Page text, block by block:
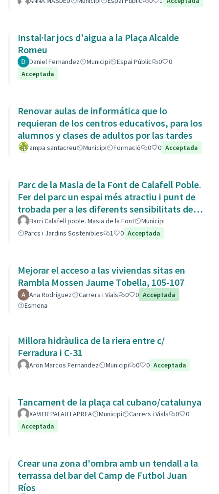
Instal·lar jocs d'aigua a la Plaça Alcalde
Romeu
Daniel Fernandez Municipi Espai Públic 0
0
Acceptada
Renovar aulas de informática que lo
requieran de los centros educativos, para los
alumnos y clases de adultos por las tardes
ampa santacreu Municipi Formació 0 0 Acceptada
Parc de la Masia de la Font de Calafell Poble.
Fer del parc un espai més atractiu i punt de
trobada per a les diferents sensibilitats del
barri.Barri Calafell poble. Masia de la Font
Municipi
Parcs i Jardins Sostenibles
1 0 Acceptada
Mejorar el acceso a las viviendas sitas en
Rambla Mossen Jaume Tobella, 105-107
Ana Rodriguez Carrers i Vials 0 0 Acceptada
Esmena
Millora hidràulica de la riera entre c/
Ferradura i C-31
Aron Marcos Fernandez Municipi 0 0 Acceptada
Tancament de la plaça cal cubano/catalunya
XAVIER PALAU LAPREA Municipi Carrers i Vials 0
0
Acceptada
Crear una zona d'ombra amb un tendall a la
terrassa del bar del Camp de Futbol Juan
Ríos